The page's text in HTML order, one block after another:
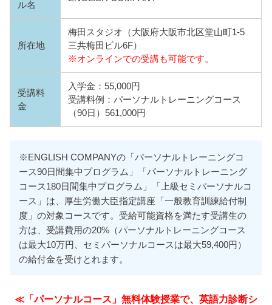
ル名
所在地
梅田スタジオ（大阪府大阪市北区堂山町1-5
三共梅田ビル6F）
※オンラインでの受講も可能です。
受講料
金
入学金：55,000円
受講料例：パーソナルトレーニングコース
（90日）561,000円
※ENGLISH COMPANYの「パーソナルトレーニングコ
ース90日間集中プログラム」「パーソナルトレーニング
コース180日間集中プログラム」「上級セミパーソナルコ
ース」は、厚生労働大臣指定講座「⼀般教育訓練給付制
度」の対象コースです。受給可能資格を満たす受講生の
方は、受講費用の20%（パーソナルトレーニングコース
は最⼤10万円、セミパーソナルコースは最大59,400円）
の給付金を受けとれます。
≪「パーソナルコース」無料体験授業で、英語力診断シ